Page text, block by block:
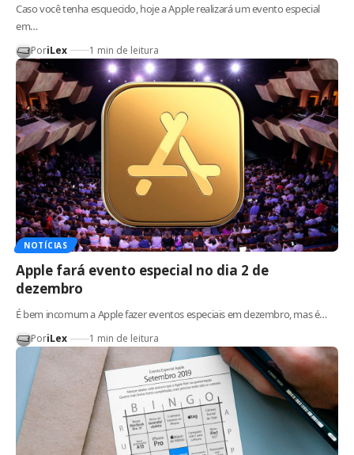
Caso você tenha esquecido, hoje a Apple realizará um evento especial
em…
PoriLex 1 min de leitura
NOTÍCIAS
Apple fará evento especial no dia 2 de
dezembro
É bem incomum a Apple fazer eventos especiais em dezembro, mas é…
PoriLex 1 min de leitura